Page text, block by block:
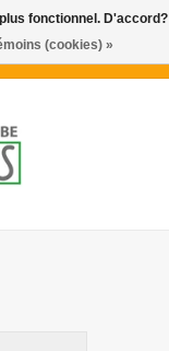
0 Articles - €0,00
fonctionnel. D'accord?
(cookies) »